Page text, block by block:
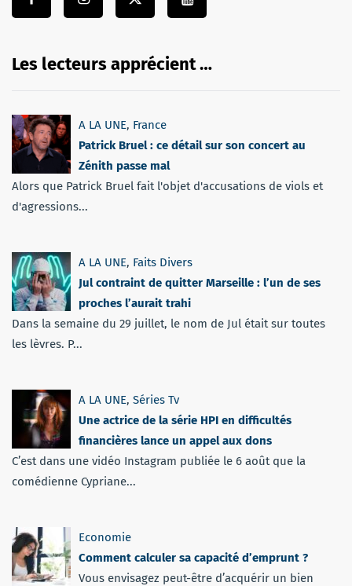
Les lecteurs apprécient …
A LA UNE, France
Patrick Bruel : ce détail sur son concert au
Zénith passe mal
Alors que Patrick Bruel fait l'objet d'accusations de viols et
d'agressions...
A LA UNE, Faits Divers
Jul contraint de quitter Marseille : l’un de ses
proches l’aurait trahi
Dans la semaine du 29 juillet, le nom de Jul était sur toutes
les lèvres. P...
A LA UNE, Séries Tv
Une actrice de la série HPI en difficultés
financières lance un appel aux dons
C’est dans une vidéo Instagram publiée le 6 août que la
comédienne Cypriane...
Economie
Comment calculer sa capacité d’emprunt ?
Vous envisagez peut-être d’acquérir un bien